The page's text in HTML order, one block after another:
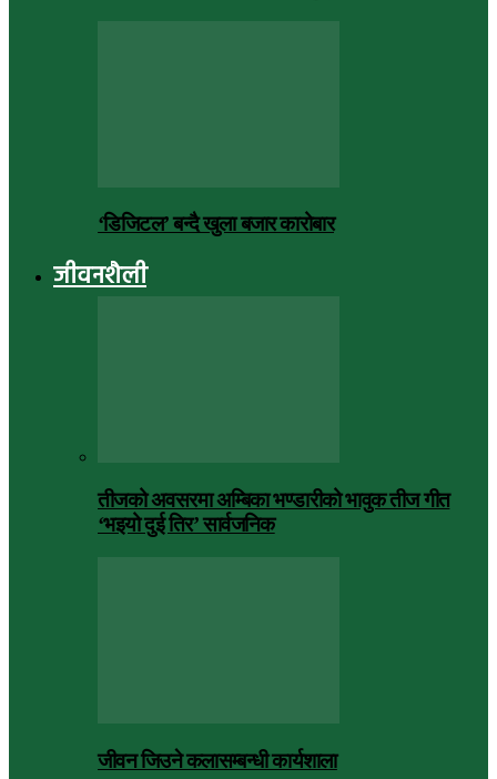
‘डिजिटल’ बन्दै खुला बजार कारोबार
जीवनशैली
तीजको अवसरमा अम्बिका भण्डारीको भावुक तीज गीत
‘भइयो दुई तिर’ सार्वजनिक
जीवन जिउने कलासम्बन्धी कार्यशाला